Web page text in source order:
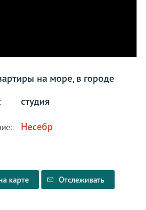
на море, в городе
студия
Несебр
карте Отслеживать